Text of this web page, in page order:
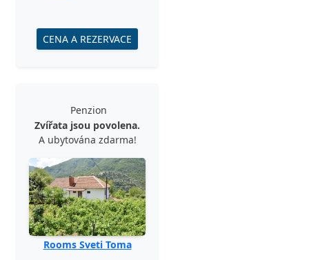
CENA A REZERVACE
Penzion
Zvířata jsou povolena.
A ubytována zdarma!
Rooms Sveti Toma